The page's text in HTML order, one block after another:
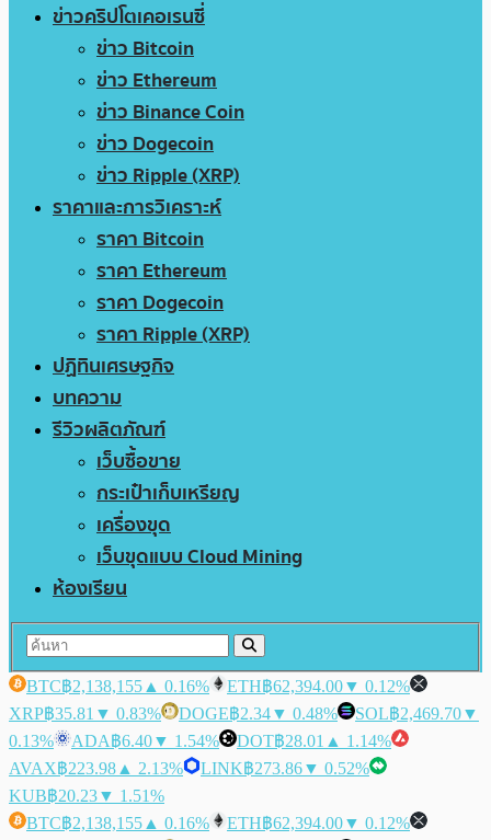
ข่าวคริปโตเคอเรนซี่
ข่าว Bitcoin
ข่าว Ethereum
ข่าว Binance Coin
ข่าว Dogecoin
ข่าว Ripple (XRP)
ราคาและการวิเคราะห์
ราคา Bitcoin
ราคา Ethereum
ราคา Dogecoin
ราคา Ripple (XRP)
ปฏิทินเศรษฐกิจ
บทความ
รีวิวผลิตภัณฑ์
เว็บซื้อขาย
กระเป๋าเก็บเหรียญ
เครื่องขุด
เว็บขุดแบบ Cloud Mining
ห้องเรียน
BTC฿2,138,155 ▲ 0.16% ETH฿62,394.00▼ 0.12%
XRP฿35.81 ▼ 0.83% DOGE฿2.34▼ 0.48% SOL฿2,469.70▼
0.13%
ADA฿6.40▼ 1.54% DOT฿28.01 ▲ 1.14%
AVAX฿223.98 ▲ 2.13% LINK฿273.86▼ 0.52%
KUB฿20.23▼ 1.51%
BTC฿2,138,155 ▲ 0.16% ETH฿62,394.00▼ 0.12%